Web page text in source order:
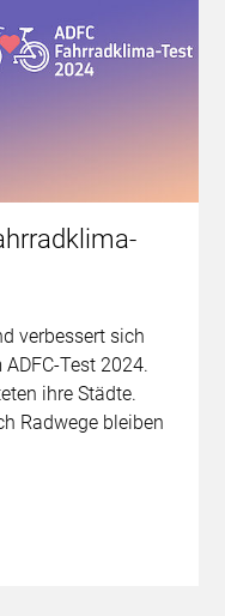
verbessert sich
Test 2024.
ihre Städte.
Radwege bleiben